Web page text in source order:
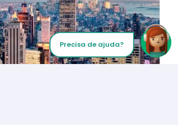
Precisa de ajuda?